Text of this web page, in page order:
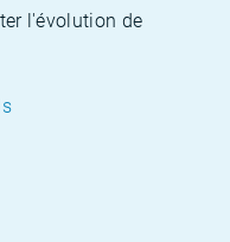
l'évolution de